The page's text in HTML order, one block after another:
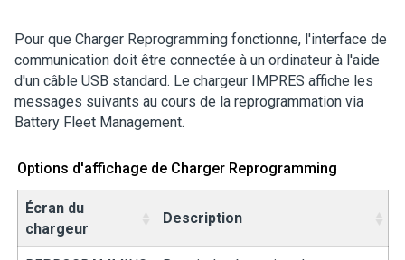
Pour que Charger Reprogramming fonctionne, l'interface de
communication doit être connectée à un ordinateur à l'aide
d'un câble USB standard. Le chargeur IMPRES affiche les
messages suivants au cours de la reprogrammation via
Battery Fleet Management.
Options d'affichage de Charger Reprogramming
Écran du
chargeur
Description